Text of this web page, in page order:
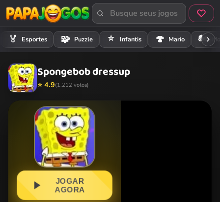
🏅 Esportes 🧩 Puzzle ⭐ Infantis 🍄 Mario 🏍️
Spongebob dressup
⭐ 4.9(1.212 votos)
JOGAR
AGORA